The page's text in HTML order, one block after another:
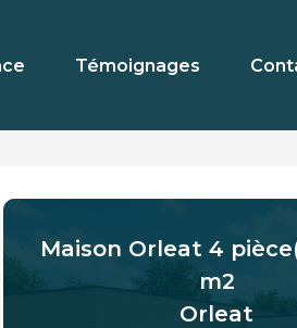
Témoignages
Maison Orleat 4
m2
Orleat